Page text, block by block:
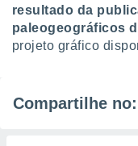
resultado da
paleogeográficos
projeto gráfico
Compartilhe no: